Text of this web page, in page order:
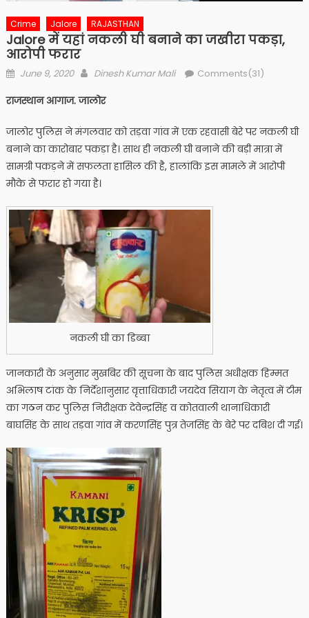
Crime Jalore RAJASTHAN
Jalore में यहां नकली घी बनाने का जखीरा पकड़ा,
आरोपी फरार
Posted
June 9, 2020 Author
Dinesh Kumar Mali Comments(31)
राजस्थान आगाज. जालोर
जालोर पुलिस ने मंगलवार को तड़वा गांव में एक रहवासी बेरे पर नकली घी
बनाने का कारोबार पकड़ा है। साथ ही नकली घी बनाने की बड़ी मात्रा में
सामग्री पकड़ने में सफलता ​हासिल की है, हालांकि इस मामले में आरोपी
मौके से फरार हो गया है।
नकली घी का डिब्बा
जानकारी के अनुसार मुख​बिर की सूचना के बाद पुलिस अधीक्षक हिम्मत ​
अभिलाष टांक के निर्देशानुसार वृत्ताधिकारी जयदेव सियाग के नेतृत्व में टीम
का गठन कर पुलिस निरीक्षक देवेन्द्रसिंह व कोतवाली थानाधिकारी
बाघसिंह के साथ तड़वा गांव में करणसिंह पुत्र तेजसिंह के बेरे पर दबिश दी गई।